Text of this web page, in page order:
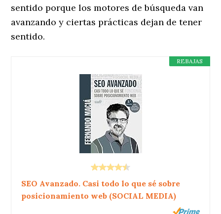
sentido porque los motores de búsqueda van
avanzando y ciertas prácticas dejan de tener
sentido.
REBAJAS
SEO Avanzado. Casi todo lo que sé sobre
posicionamiento web (SOCIAL MEDIA)